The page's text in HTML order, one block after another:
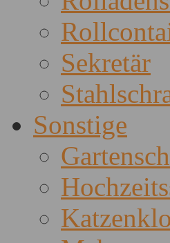
Sekretär
Sonstige